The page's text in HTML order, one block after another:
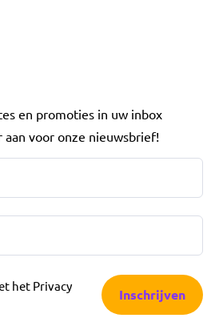
en promoties in uw inbox
aan voor onze nieuwsbrief!
het Privacy
Inschrijven